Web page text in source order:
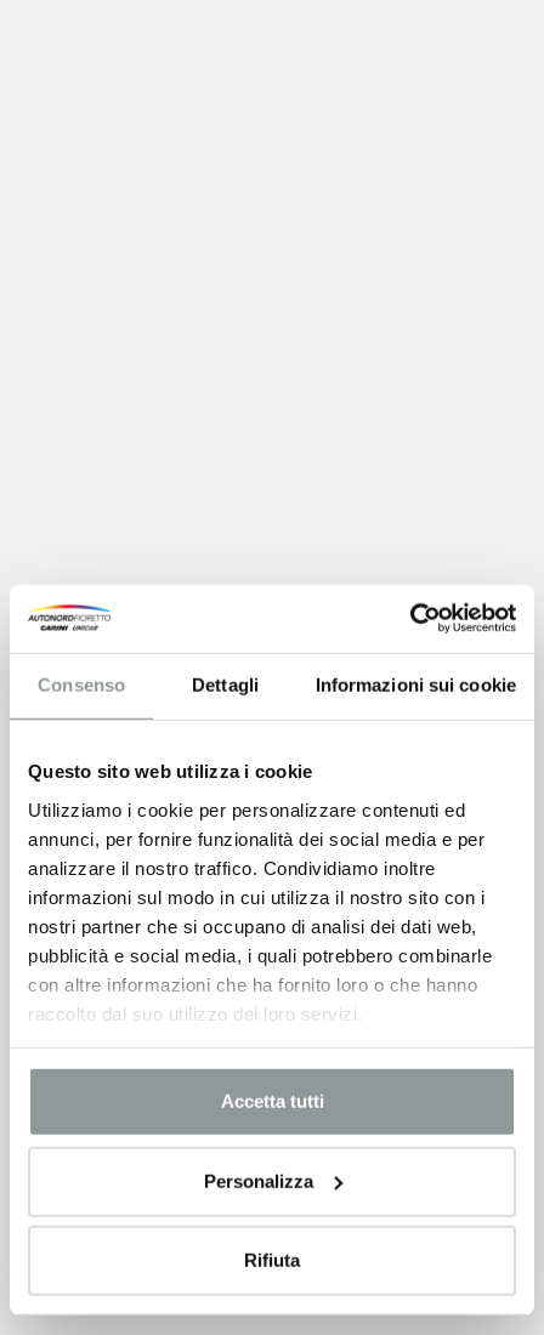
Consenso Dettagli Informazioni sui cookie
Questo sito web utilizza i cookie
Utilizziamo i cookie per personalizzare contenuti ed
annunci, per fornire funzionalità dei social media e per
analizzare il nostro traffico. Condividiamo inoltre
informazioni sul modo in cui utilizza il nostro sito con i
nostri partner che si occupano di analisi dei dati web,
pubblicità e social media, i quali potrebbero combinarle
con altre informazioni che ha fornito loro o che hanno
raccolto dal suo utilizzo dei loro servizi.
Accetta tutti
Personalizza
Rifiuta